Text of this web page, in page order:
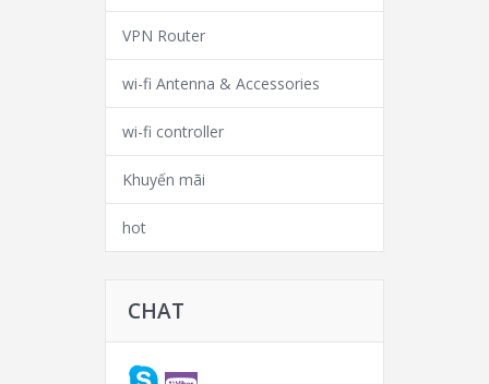
VPN Router
wi-fi Antenna & Accessories
wi-fi controller
Khuyến mãi
hot
CHAT